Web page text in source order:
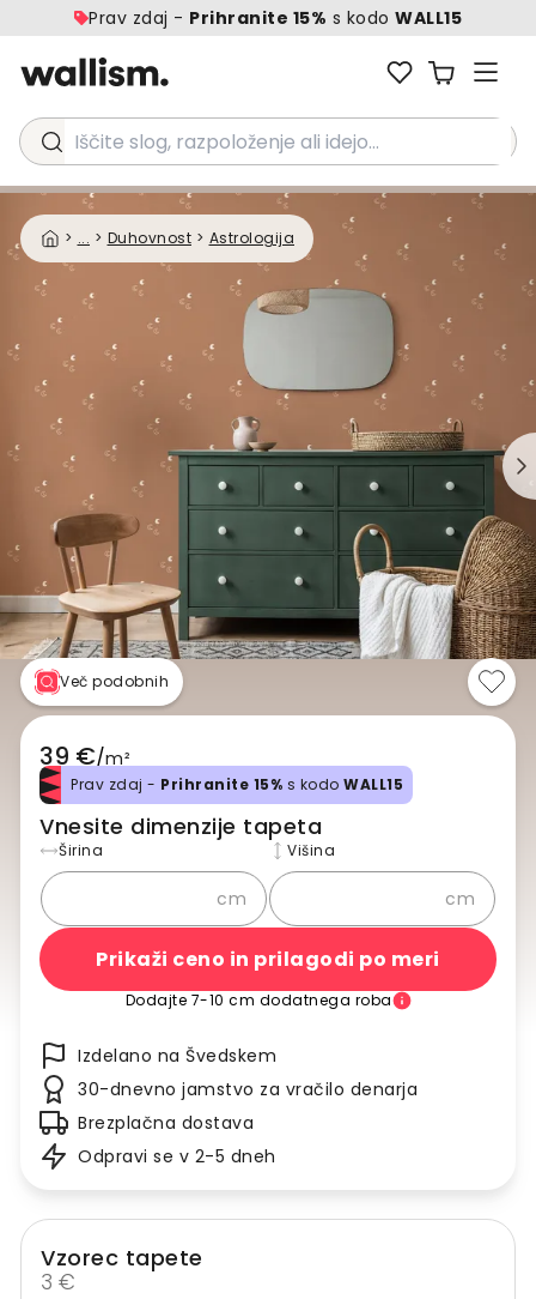
Prav zdaj - Prihranite 15% s kodo WALL15
Iščite slog, razpoloženje ali idejo...
> ... > Duhovnost > Astrologija
Več podobnih
39 €/m²
Prav zdaj - Prihranite 15% s kodo WALL15
Vnesite dimenzije tapeta
Širina
cm
Višina
cm
Prikaži ceno in prilagodi po meri
Dodajte 7-10 cm dodatnega roba
Izdelano na Švedskem
30-dnevno jamstvo za vračilo denarja
Brezplačna dostava
Odpravi se v 2-5 dneh
Vzorec tapete
3 €